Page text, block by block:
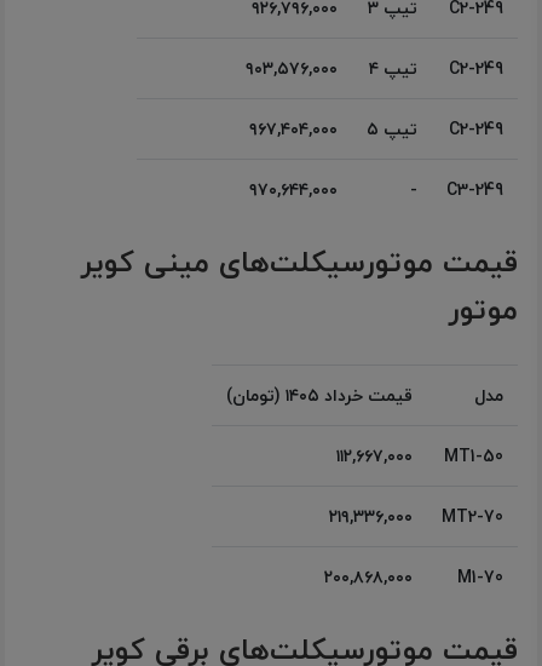
C2-249 تیپ ۳
۹۲۶,۷۹۶,۰۰۰
C2-249
تیپ ۴
۹۰۳,۵۷۶,۰۰۰
C2-249
تیپ ۵
۹۶۷,۴۰۴,۰۰۰
C3-249
- ۹۷۰,۶۴۴,۰۰۰
قیمت موتورسیکلت‌های مینی کویر
موتور
مدل
قیمت خرداد ۱۴۰۵ (تومان)
MT1-50
۱۱۲,۶۶۷,۰۰۰
MT2-70
۲۱۹,۳۳۶,۰۰۰
M1-70
۲۰۰,۸۶۸,۰۰۰
قیمت موتورسیکلت‌های برقی کویر